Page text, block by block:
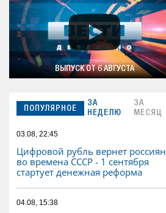
ВЫПУСК ОТ 6 АВГУСТА
ПОПУЛЯРНОЕ
ЗА
НЕДЕЛЮ
ЗА
МЕСЯЦ
03.08, 22:45
Цифровой рубль вернет россиян
во времена СССР - 1 сентября
стартует денежная реформа
04.08, 15:38